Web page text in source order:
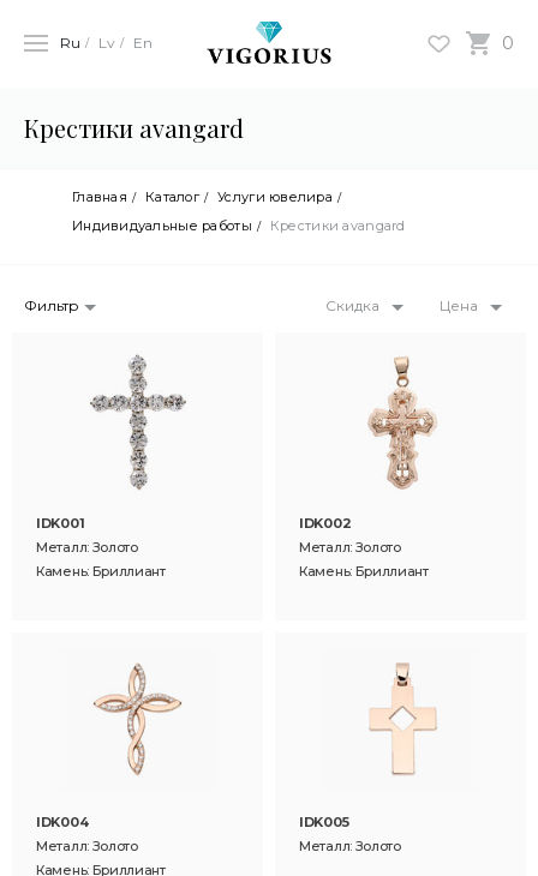
0
Ru Lv En
Крестики avangard
Главная Каталог
Услуги ювелира
Индивидуальные работы
Крестики avangard
Фильтр Скидка Цена
IDK001
Металл: Золото
Камень: Бриллиант
IDK002
Металл: Золото
Камень: Бриллиант
IDK004
Металл: Золото
Камень: Бриллиант
IDK005
Металл: Золото